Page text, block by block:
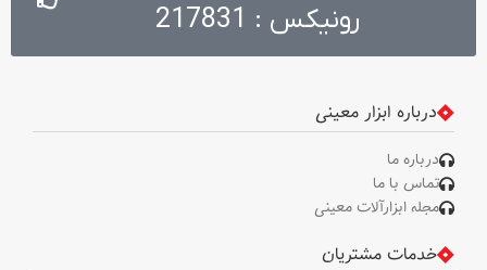
رونیکس : 217831
درباره ابزار معینی
درباره ما
تماس با ما
مجله ابزارآلات معینی
خدمات مشتریان